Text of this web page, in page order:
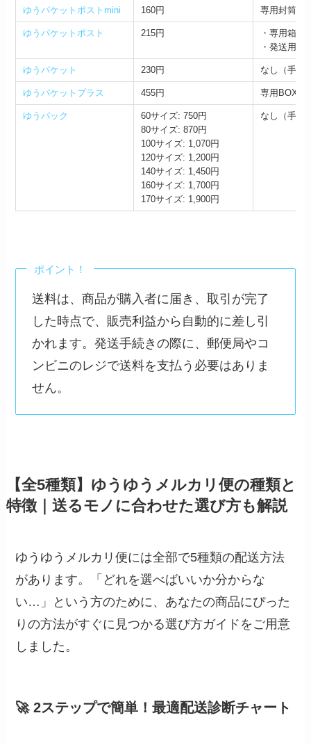
ゆうパケットポストmini 160円 専用封筒：
ゆうパケットポスト 215円
・専用箱：
・発送用シ
ゆうパケット 230円 なし（手持
ゆうパケットプラス 455円 専用BOX：
ゆうパック
60サイズ: 750円
80サイズ: 870円
100サイズ: 1,070円
120サイズ: 1,200円
140サイズ: 1,450円
160サイズ: 1,700円
170サイズ: 1,900円
なし（手持
ポイント！
送料は、商品が購入者に届き、取引が完了
した時点で、販売利益から自動的に差し引
かれます。発送手続きの際に、郵便局やコ
ンビニのレジで送料を支払う必要はありま
せん。
【全5種類】ゆうゆうメルカリ便の種類と
特徴｜送るモノに合わせた選び方も解説
ゆうゆうメルカリ便には全部で5種類の配送方法
があります。「どれを選べばいいか分からな
い…」という方のために、あなたの商品にぴった
りの方法がすぐに見つかる選び方ガイドをご用意
しました。
🚀 2ステップで簡単！最適配送診断チャート